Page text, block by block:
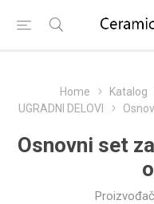
Home Katalog
UGRADNI DELOVI
Osnovni set